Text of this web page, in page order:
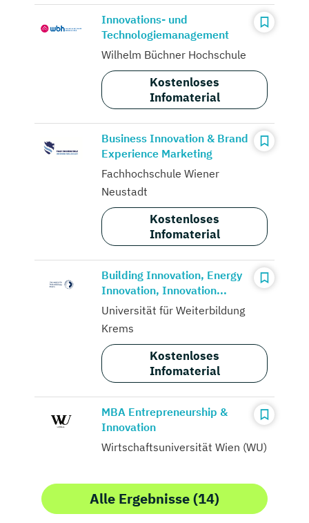
Innovations- und
Technologiemanagement
Wilhelm Büchner Hochschule
Kostenloses
Infomaterial
Business Innovation & Brand
Experience Marketing
Fachhochschule Wiener
Neustadt
Kostenloses
Infomaterial
Building Innovation, Energy
Innovation, Innovation...
Universität für Weiterbildung
Krems
Kostenloses
Infomaterial
MBA Entrepreneurship &
Innovation
Wirtschaftsuniversität Wien (WU)
Alle Ergebnisse (14)